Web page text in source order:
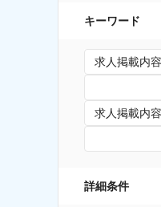
キーワード
求人掲載内
求人掲載内
詳細条件